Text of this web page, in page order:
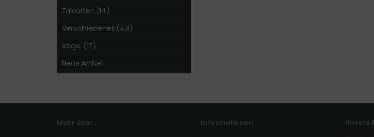
Trilobiten (14)
Verschiedenes (49)
Vögel (17)
Neue Artikel
Mehr über... Informationen
Unsere